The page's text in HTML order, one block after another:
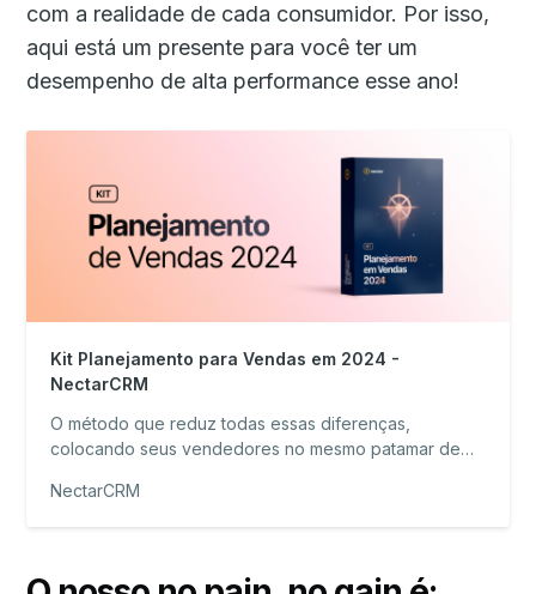
com a realidade de cada consumidor. Por isso,
aqui está um presente para você ter um
desempenho de alta performance esse ano!
Kit Planejamento para Vendas em 2024 -
NectarCRM
O método que reduz todas essas diferenças,
colocando seus vendedores no mesmo patamar de
NectarCRM